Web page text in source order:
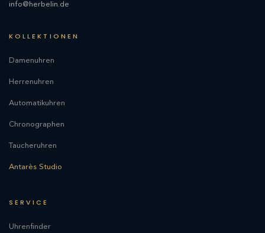
info@herbelin.de
KOLLEKTIONEN
Damenuhren
Herrenuhren
Automatikuhren
Chronographen
Taucheruhren
Antarès Studio
SERVICE
Uhrenfinder